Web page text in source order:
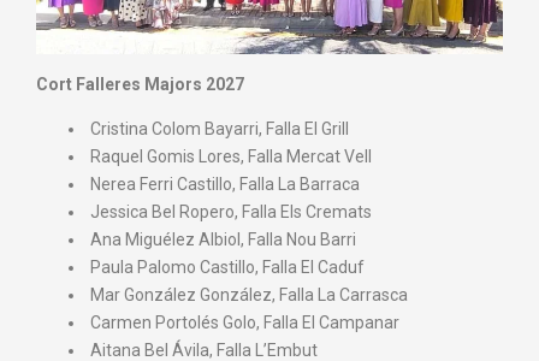
Cort Falleres Majors 2027
⁠ ⁠Cristina Colom Bayarri, Falla El Grill
⁠ ⁠Raquel Gomis Lores, Falla Mercat Vell
⁠ ⁠Nerea Ferri Castillo, Falla La Barraca
⁠ ⁠Jessica Bel Ropero, Falla Els Cremats
⁠ ⁠Ana Miguélez Albiol, Falla Nou Barri
⁠ ⁠Paula Palomo Castillo, Falla El Caduf
⁠ ⁠Mar González González, Falla La Carrasca
⁠ ⁠Carmen Portolés Golo, Falla El Campanar
⁠ ⁠Aitana Bel Ávila, Falla L’Embut